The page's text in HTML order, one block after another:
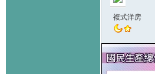
複式洋房